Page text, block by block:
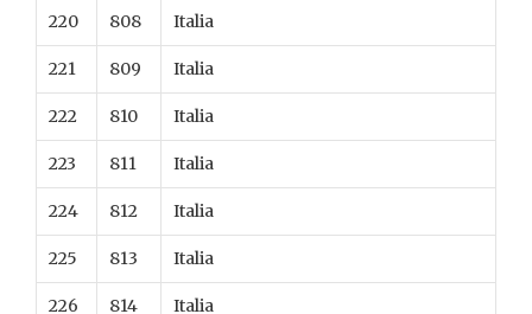
220 808 Italia
221 809 Italia
222 810 Italia
223 811 Italia
224 812 Italia
225 813 Italia
226 814 Italia